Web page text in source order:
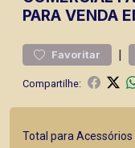
PARA VENDA
Favoritar |
Compartilhe:
Total para Acessórios